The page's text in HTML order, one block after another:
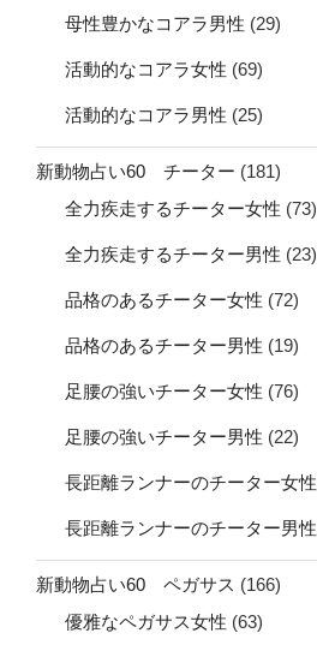
母性豊かなコアラ男性 (29)
活動的なコアラ女性 (69)
活動的なコアラ男性 (25)
新動物占い60 チーター (181)
全力疾走するチーター女性 (73)
全力疾走するチーター男性 (23)
品格のあるチーター女性 (72)
品格のあるチーター男性 (19)
足腰の強いチーター女性 (76)
足腰の強いチーター男性 (22)
長距離ランナーのチーター女性
長距離ランナーのチーター男性
新動物占い60 ペガサス (166)
優雅なペガサス女性 (63)